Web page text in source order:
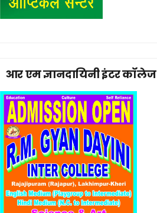
आर एम ज्ञानदायिनी इंटर कॉलेज